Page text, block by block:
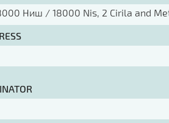
Ниш / 18000 Nis, 2 Cirila and